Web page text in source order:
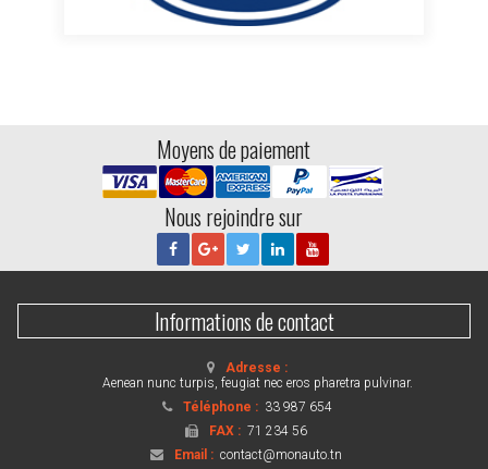
Moyens de paiement
Nous rejoindre sur
Informations de contact
Adresse :
Aenean nunc turpis, feugiat nec eros pharetra pulvinar.
Téléphone : 33 987 654
FAX :71 234 56
Email :contact@monauto.tn